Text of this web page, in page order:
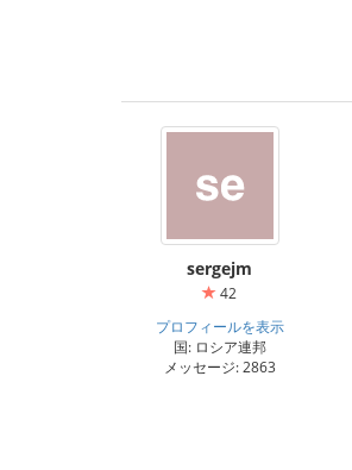
sergejm
42
プロフィールを表示
国: ロシア連邦
メッセージ: 2863